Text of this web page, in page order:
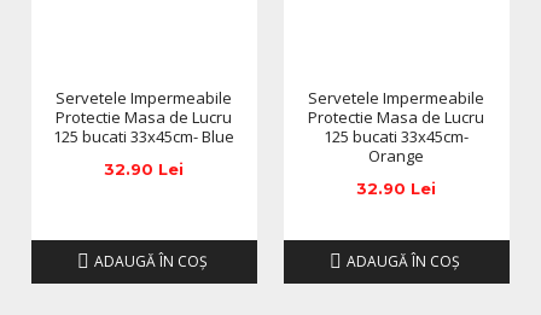
Servetele Impermeabile
Protectie Masa de Lucru
125 bucati 33x45cm- Blue
32.90 Lei
ADAUGĂ ÎN COŞ
Servetele Impermeabile
Protectie Masa de Lucru
125 bucati 33x45cm-
Orange
32.90 Lei
ADAUGĂ ÎN COŞ